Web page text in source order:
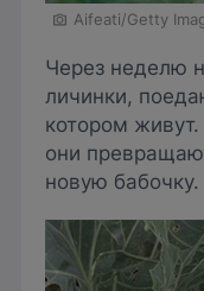
Aifeati/Getty
Через неделю
личинки,
котором
они
новую бабочку.